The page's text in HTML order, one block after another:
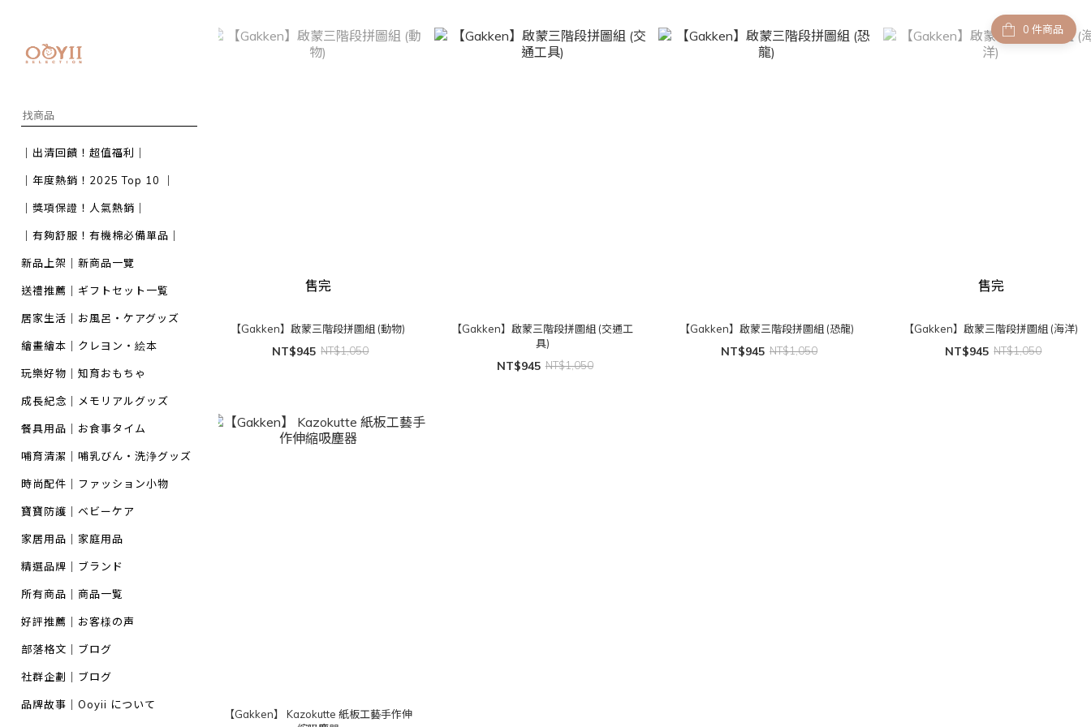
｜出清回饋！超值福利｜
｜年度熱銷！2025 Top 10 ｜
｜獎項保證！人氣熱銷｜
｜有夠舒服！有機棉必備單品｜
新品上架｜新商品一覽
送禮推薦｜ギフトセット一覧
居家生活｜お風呂・ケアグッズ
繪畫繪本｜クレヨン・絵本
玩樂好物｜知育おもちゃ
成長紀念｜メモリアルグッズ
餐具用品｜お食事タイム
哺育清潔｜哺乳びん・洗浄グッズ
時尚配件｜ファッション小物
寶寶防護｜ベビーケア
家居用品｜家庭用品
精選品牌｜ブランド
所有商品｜商品一覧
好評推薦｜お客様の声
部落格文｜ブログ
社群企劃｜ブログ
品牌故事｜Ooyii について
件商品
售完
【Gakken】啟蒙三階段拼圖組 (動物)
NT$945 NT$1,050
【Gakken】啟蒙三階段拼圖組 (交通工
具)
NT$945 NT$1,050
【Gakken】啟蒙三階段拼圖組 (恐龍)
NT$945 NT$1,050
售完
【Gakken】啟蒙三階段拼圖組 (海洋)
NT$945 NT$1,050
【Gakken】 Kazokutte 紙板工藝手作伸